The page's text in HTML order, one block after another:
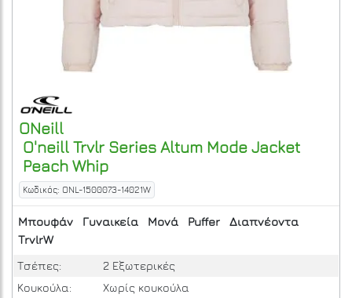
ONeill
O'neill Trvlr Series Altum Mode Jacket
Peach Whip
Κωδικός: ONL-1500073-14021W
Μπουφάν Γυναικεία Μονά Puffer
Διαπνέοντα
TrvlrW
Τσέπες:
2 Εξωτερικές
Κουκούλα:
Χωρίς κουκούλα